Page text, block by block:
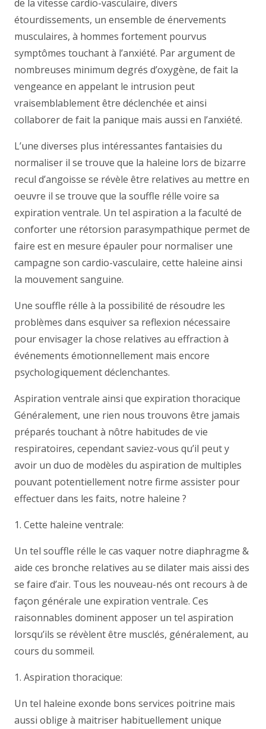
de la vitesse cardio-vasculaire, divers
étourdissements, un ensemble de énervements
musculaires, à hommes fortement pourvus
symptômes touchant à l’anxiété. Par argument de
nombreuses minimum degrés d’oxygène, de fait la
vengeance en appelant le intrusion peut
vraisemblablement être déclenchée et ainsi
collaborer de fait la panique mais aussi en l’anxiété.
L’une diverses plus intéressantes fantaisies du
normaliser il se trouve que la haleine lors de bizarre
recul d’angoisse se révèle être relatives au mettre en
oeuvre il se trouve que la souffle rélle voire sa
expiration ventrale. Un tel aspiration a la faculté de
conforter une rétorsion parasympathique permet de
faire est en mesure épauler pour normaliser une
campagne son cardio-vasculaire, cette haleine ainsi
la mouvement sanguine.
Une souffle rélle à la possibilité de résoudre les
problèmes dans esquiver sa reflexion nécessaire
pour envisager la chose relatives au effraction à
événements émotionnellement mais encore
psychologiquement déclenchantes.
Aspiration ventrale ainsi que expiration thoracique
Généralement, une rien nous trouvons être jamais
préparés touchant à nôtre habitudes de vie
respiratoires, cependant saviez-vous qu’il peut y
avoir un duo de modèles du aspiration de multiples
pouvant potentiellement notre firme assister pour
effectuer dans les faits, notre haleine ?
1. Cette haleine ventrale:
Un tel souffle rélle le cas vaquer notre diaphragme &
aide ces bronche relatives au se dilater mais aissi des
se faire d’air. Tous les nouveau-nés ont recours à de
façon générale une expiration ventrale. Ces
raisonnables dominent apposer un tel aspiration
lorsqu’ils se révèlent être musclés, généralement, au
cours du sommeil.
1. Aspiration thoracique:
Un tel haleine exonde bons services poitrine mais
aussi oblige à maitriser habituellement unique